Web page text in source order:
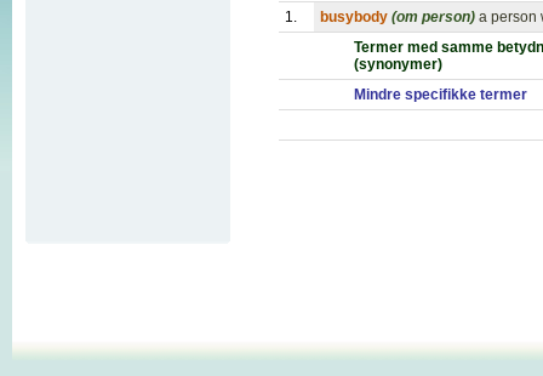
1. busybody (om person) a person
Termer med samme
(synonymer)
Mindre specifikke termer